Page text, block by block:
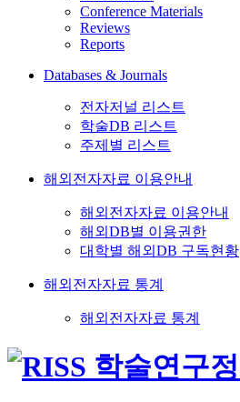
Conference Materials
Reviews
Reports
Databases & Journals
전자저널 리스트
학술DB 리스트
주제별 리스트
해외전자자료 이용안내
해외전자자료 이용안내
해외DB별 이용권한
대학별 해외DB 구독현황
해외전자자료 통계
해외전자자료 통계